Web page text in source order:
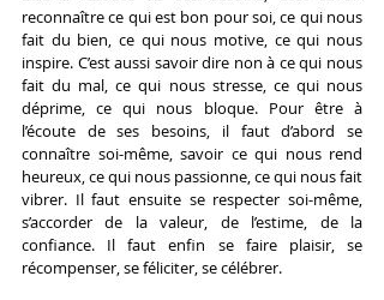
reconnaître ce qui est bon pour soi, ce qui nous
fait du bien, ce qui nous motive, ce qui nous
inspire. C’est aussi savoir dire non à ce qui nous
fait du mal, ce qui nous stresse, ce qui nous
déprime, ce qui nous bloque. Pour être à
l’écoute de ses besoins, il faut d’abord se
connaître soi-même, savoir ce qui nous rend
heureux, ce qui nous passionne, ce qui nous fait
vibrer. Il faut ensuite se respecter soi-même,
s’accorder de la valeur, de l’estime, de la
confiance. Il faut enfin se faire plaisir, se
récompenser, se féliciter, se célébrer.